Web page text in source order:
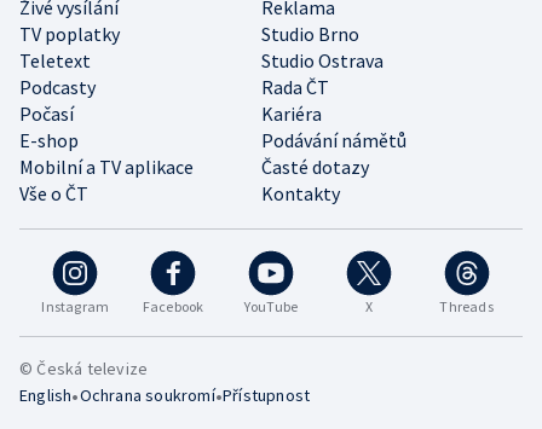
Instagram Facebook YouTube X Threads
Živé vysílání
Reklama
TV poplatky
Studio Brno
Teletext
Studio Ostrava
Podcasty
Rada ČT
Počasí
Kariéra
E-shop
Podávání námětů
Mobilní a TV aplikace
Časté dotazy
Vše o ČT
Kontakty
© Česká televize
English•Ochrana soukromí•Přístupnost